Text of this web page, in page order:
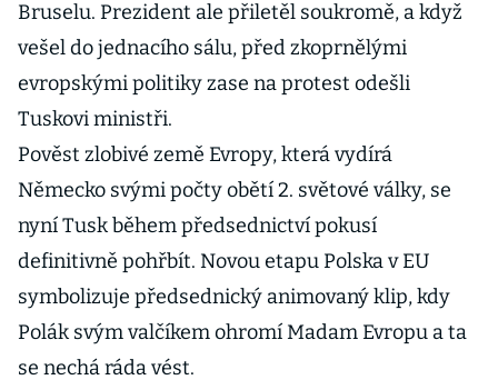
Bruselu. Prezident ale přiletěl soukromě, a když
vešel do jednacího sálu, před zkoprnělými
evropskými politiky zase na protest odešli
Tuskovi ministři.
Pověst zlobivé země Evropy, která vydírá
Německo svými počty obětí 2. světové války, se
nyní Tusk během předsednictví pokusí
definitivně pohřbít. Novou etapu Polska v EU
symbolizuje předsednický animovaný klip, kdy
Polák svým valčíkem ohromí Madam Evropu a ta
se nechá ráda vést.